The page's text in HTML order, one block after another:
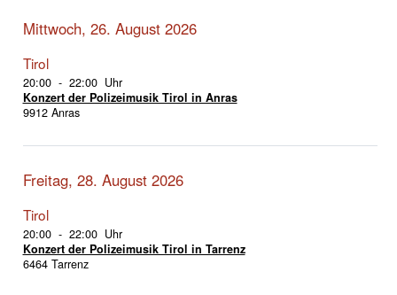
Mittwoch, 26. August 2026
Tirol
20:00 - 22:00 Uhr
Konzert der Polizeimusik Tirol in Anras
9912 Anras
Freitag, 28. August 2026
Tirol
20:00 - 22:00 Uhr
Konzert der Polizeimusik Tirol in Tarrenz
6464 Tarrenz